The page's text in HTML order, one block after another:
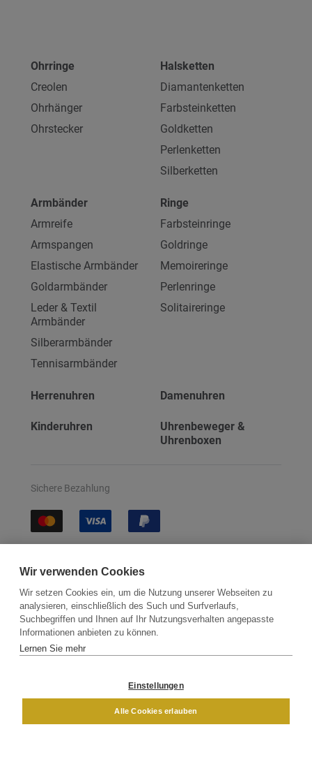
Ohrringe
Creolen
Ohrhänger
Ohrstecker
Halsketten
Diamantenketten
Farbsteinketten
Goldketten
Perlenketten
Silberketten
Armbänder
Armreife
Armspangen
Elastische Armbänder
Goldarmbänder
Leder & Textil
Armbänder
Silberarmbänder
Tennisarmbänder
Ringe
Farbsteinringe
Goldringe
Memoireringe
Perlenringe
Solitaireringe
Herrenuhren Damenuhren
Kinderuhren
Uhrenbeweger &
Uhrenboxen
Sichere Bezahlung
Kontakt Newsletter Partner
Versand
DAMEN
Wir verwenden Cookies
Wir setzen Cookies ein, um die Nutzung unserer Webseiten zu
analysieren, einschließlich des Such und Surfverlaufs,
Suchbegriffen und Ihnen auf Ihr Nutzungsverhalten angepasste
Informationen anbieten zu können.
Lernen Sie mehr
Einstellungen
Alle Cookies erlauben